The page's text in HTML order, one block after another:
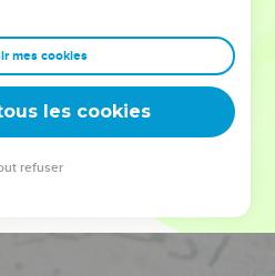
entrepreneurs, et responsables
de sagesse afin que leurs erreurs
vous guidiez un ministère, une
famille, leur expérience est faite
mes cookies
les cookies
refuser